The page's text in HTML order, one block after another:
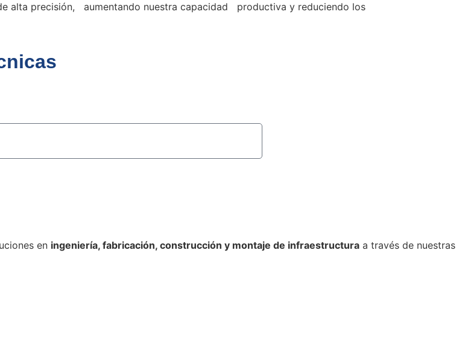
alta precisión, aumentando nuestra capacidad productiva y reduciendo los
en ingeniería, fabricación, construcción y montaje de infraestructura a través de nuestras